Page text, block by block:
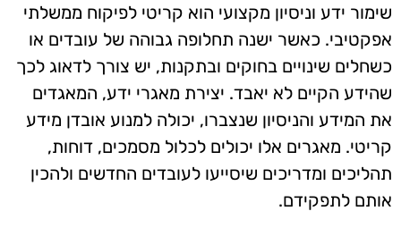
שימור ידע וניסיון מקצועי הוא קריטי לפיקוח ממשלתי
אפקטיבי. כאשר ישנה תחלופה גבוהה של עובדים או
כשחלים שינויים בחוקים ובתקנות, יש צורך לדאוג לכך
שהידע הקיים לא יאבד. יצירת מאגרי ידע, המאגדים
את המידע והניסיון שנצברו, יכולה למנוע אובדן מידע
קריטי. מאגרים אלו יכולים לכלול מסמכים, דוחות,
תהליכים ומדריכים שיסייעו לעובדים החדשים ולהכין
אותם לתפקידם.